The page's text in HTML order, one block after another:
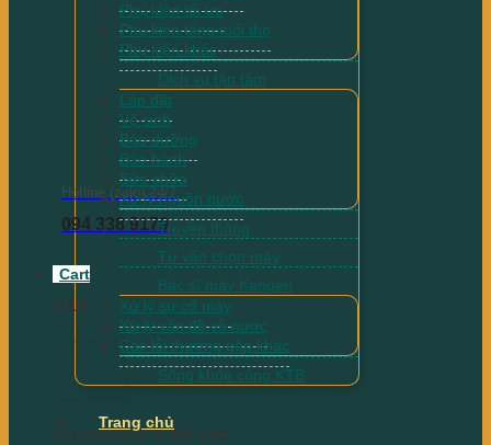
Hotline (zalo) 24/7
094 338 9179
Cart
Cart
No products in the cart.
Phụ kiện tối ưu
Phụ kiện tăng tuổi thọ
Phụ kiện khác
Dịch vụ tận tâm
Lắp đặt
Vệ sinh
Bảo dưỡng
Bảo hành
Sửa chữa
Xử lý nguồn nước
Truyền thông
Tư vấn chọn máy
Bác sĩ máy Kangen
Xử lý sự cố máy
Xử lý vấn đề về nước
Các lỗi thường gặp khác
Sống khỏe cùng KTB
Trang chủ